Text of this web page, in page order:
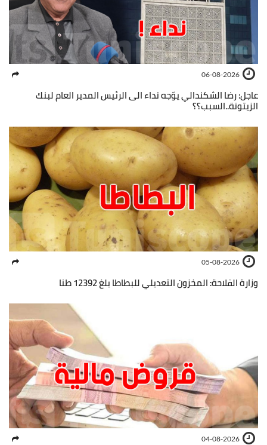
06-08-2026
عاجل: رضا الشكندالي يوّجه نداء الى الرئيس المدير العام لبنك
الزيتونة..السبب؟؟
05-08-2026
وزارة الفلاحة: المخزون التعديلي للبطاطا بلغ 12392 طنا
04-08-2026